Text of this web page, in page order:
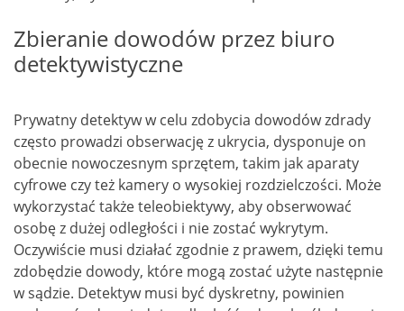
Zbieranie dowodów przez biuro
detektywistyczne
Prywatny detektyw w celu zdobycia dowodów zdrady
często prowadzi obserwację z ukrycia, dysponuje on
obecnie nowoczesnym sprzętem, takim jak aparaty
cyfrowe czy też kamery o wysokiej rozdzielczości. Może
wykorzystać także teleobiektywy, aby obserwować
osobę z dużej odległości i nie zostać wykrytym.
Oczywiście musi działać zgodnie z prawem, dzięki temu
zdobędzie dowody, które mogą zostać użyte następnie
w sądzie. Detektyw musi być dyskretny, powinien